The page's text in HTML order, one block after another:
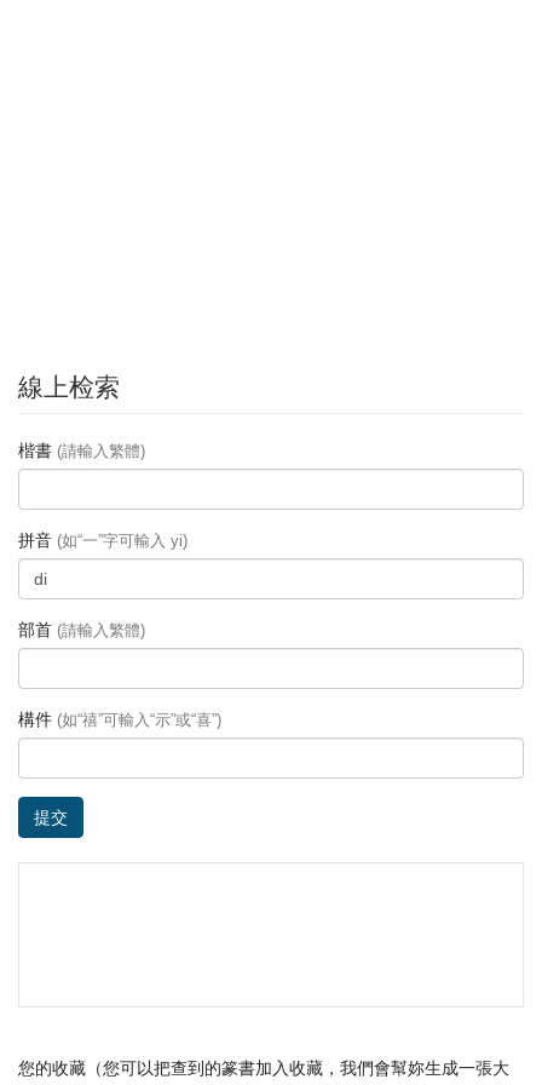
線上检索
楷書 (請輸入繁體)
拼音 (如“一”字可輸入 yi)
部首 (請輸入繁體)
構件 (如“禧”可輸入“示”或“喜”)
提交
您的收藏（您可以把查到的篆書加入收藏，我們會幫妳生成一張大